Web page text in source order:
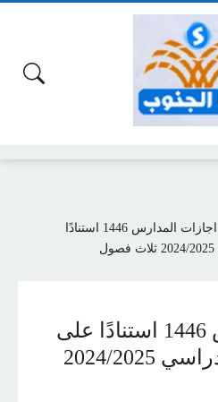
اجازات المدارس 1446 استنادًا
اجازات المدارس 1446 استنادًا على
جدول التقويم الدراسي 2024/2025